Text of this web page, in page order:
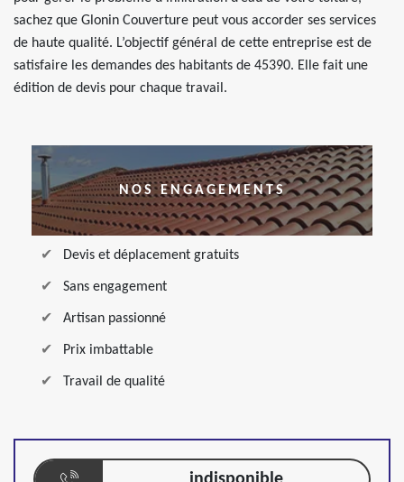
sachez que Glonin Couverture peut vous accorder ses services
de haute qualité. L’objectif général de cette entreprise est de
satisfaire les demandes des habitants de 45390. Elle fait une
édition de devis pour chaque travail.
NOS ENGAGEMENTS
Devis et déplacement gratuits
Sans engagement
Artisan passionné
Prix imbattable
Travail de qualité